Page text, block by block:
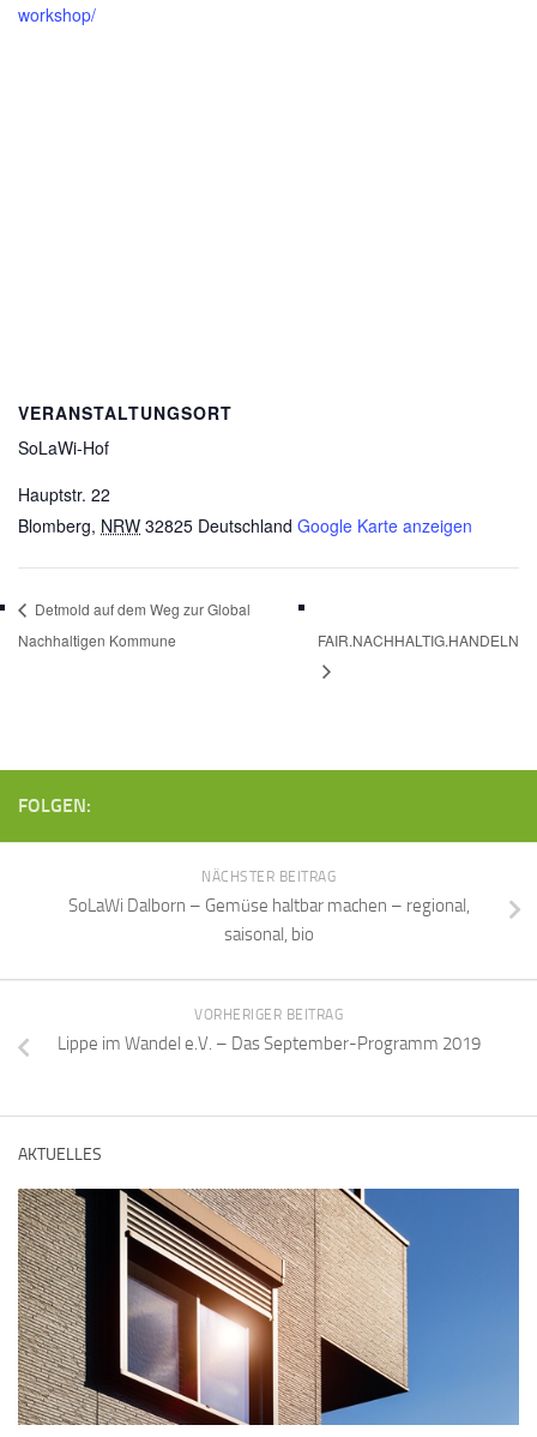
workshop/
VERANSTALTUNGSORT
SoLaWi-Hof
Hauptstr. 22
Blomberg, NRW 32825 Deutschland Google Karte anzeigen
Detmold auf dem Weg zur Global
Nachhaltigen Kommune
FAIR.NACHHALTIG.HANDELN
FOLGEN:
NÄCHSTER BEITRAG
SoLaWi Dalborn – Gemüse haltbar machen – regional,
saisonal, bio
VORHERIGER BEITRAG
Lippe im Wandel e.V. – Das September-Programm 2019
AKTUELLES